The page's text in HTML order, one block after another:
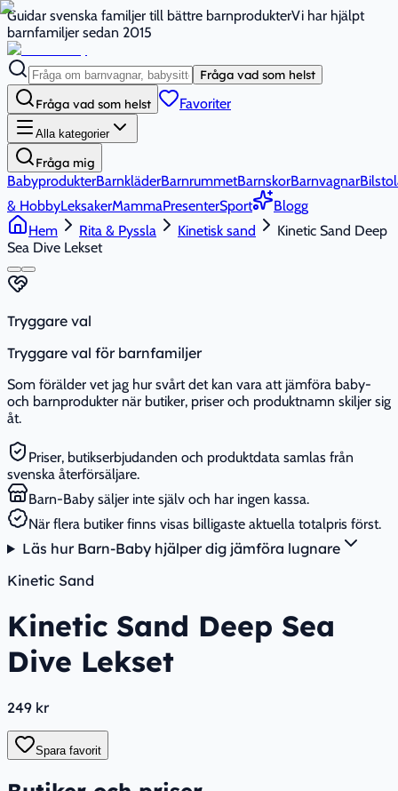
Guidar svenska familjer till bättre barnprodukterVi har hjälpt
barnfamiljer sedan 2015
Fråga vad som helst
Fråga vad som helst Favoriter
Alla kategorier
Fråga mig
BabyprodukterBarnkläderBarnrummetBarnskorBarnvagnar
& HobbyLeksakerMammaPresenterSport
Blogg
Hem
Rita & Pyssla Kinetisk sand
Kinetic Sand Deep
Sea Dive Lekset
Tryggare val
Tryggare val för barnfamiljer
Som förälder vet jag hur svårt det kan vara att jämföra baby-
och barnprodukter när butiker, priser och produktnamn skiljer sig
åt.
Priser, butikserbjudanden och produktdata samlas från
svenska återförsäljare.
Barn-Baby säljer inte själv och har ingen kassa.
När flera butiker finns visas billigaste aktuella totalpris först.
Läs hur Barn-Baby hjälper dig jämföra lugnare
Kinetic Sand
Kinetic Sand Deep Sea
Dive Lekset
249 kr
Spara favorit